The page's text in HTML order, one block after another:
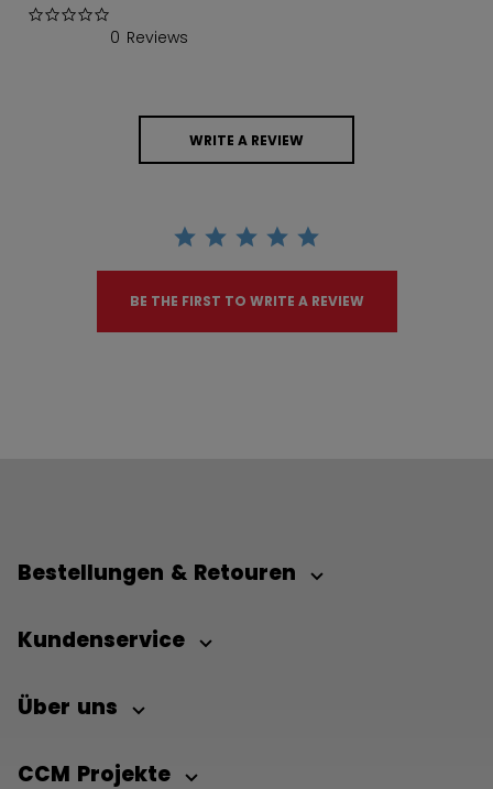
0 Reviews
WRITE A REVIEW
BE THE FIRST TO WRITE A REVIEW
Bestellungen & Retouren
Kundenservice
Über uns
CCM Projekte